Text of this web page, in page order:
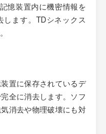
憶装置内に機密情報を
ます。TDシネックス
置に保存されているデ
全に消去します。ソフ
消去や物理破壊にも対